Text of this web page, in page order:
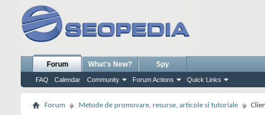
Forum
FAQ Calendar Community Forum Actions Quick Links
What's New? Spy
Forum Metode de promovare, resurse, articole si tutoriale